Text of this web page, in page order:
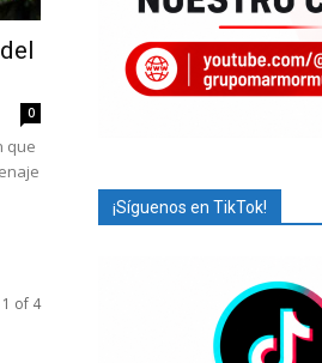
0
que
1 of 4
¡Síguenos en TikTok!